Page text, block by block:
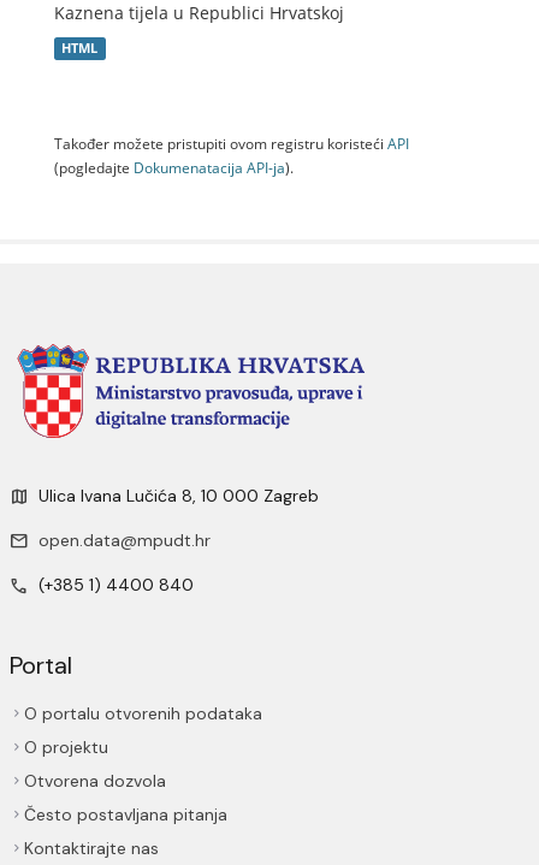
Kaznena tijela u Republici Hrvatskoj
HTML
Također možete pristupiti ovom registru koristeći API
(pogledajte Dokumenаtаcijа API-jа).